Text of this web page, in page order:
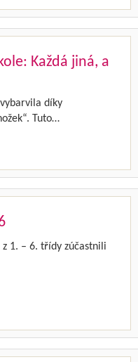
Každá jiná, a
díky
Tuto…
1. – 6. třídy zúčastnili